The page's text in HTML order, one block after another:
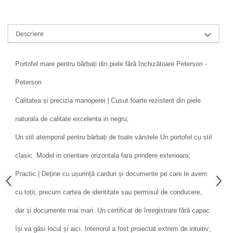
Descriere
Portofel mare pentru bărbați din piele fără închizătoare Peterson -
Peterson
Calitatea și precizia manoperei | Cusut foarte rezistent din piele
naturala de calitate excelenta in negru;
Un stil atemporal pentru bărbați de toate vârstele Un portofel cu stil
clasic. Model in orientare orizontala fara prindere exterioara;
Practic | Deține cu ușurință carduri și documente pe care le avem
cu toții, precum cartea de identitate sau permisul de conducere,
dar și documente mai mari. Un certificat de înregistrare fără capac
își va găsi locul și aici. Interiorul a fost proiectat extrem de intuitiv;